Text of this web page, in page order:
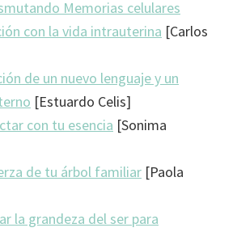
Memorias celulares
con la vida intrauterina [Carlos
de un nuevo lenguaje y un
[Estuardo Celis]
con tu esencia [Sonima
de tu árbol familiar [Paola
la grandeza del ser para